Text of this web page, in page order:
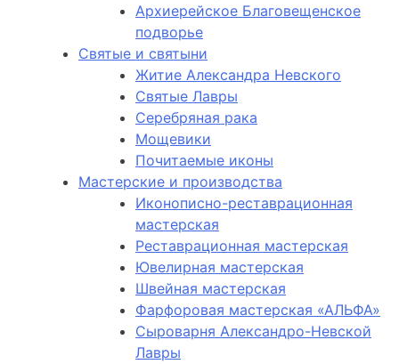
Архиерейское Благовещенское
подворье
Святые и святыни
Житие Александра Невского
Святые Лавры
Серебряная рака
Мощевики
Почитаемые иконы
Мастерские и производства
Иконописно-реставрационная
мастерская
Реставрационная мастерская
Ювелирная мастерская
Швейная мастерская
Фарфоровая мастерская «АЛЬФА»
Сыроварня Александро-Невской
Лавры